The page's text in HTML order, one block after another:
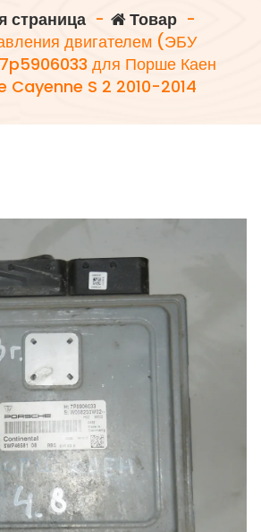
страница- Товар-
двигателем (ЭБУ
для Порше Каен
Cayenne S 2 2010-2014